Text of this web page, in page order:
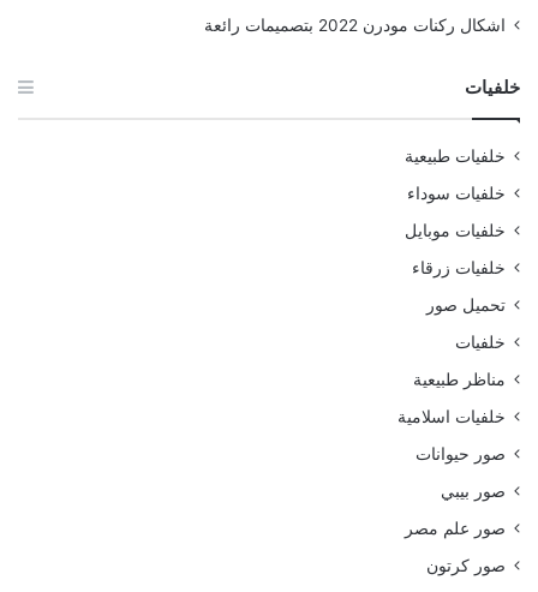
اشكال ركنات مودرن 2022 بتصميمات رائعة
خلفيات
خلفيات طبيعية
خلفيات سوداء
خلفيات موبايل
خلفيات زرقاء
تحميل صور
خلفيات
مناظر طبيعية
خلفيات اسلامية
صور حيوانات
صور بيبي
صور علم مصر
صور كرتون